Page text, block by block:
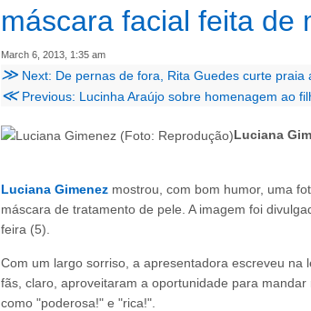
máscara facial feita de
March 6, 2013, 1:35 am
≫ Next: De pernas de fora, Rita Guedes curte praia
≪Previous: Lucinha Araújo sobre homenagem ao
Luciana
Luciana Gimenez mostrou, com bom humor, uma
máscara de tratamento de pele. A imagem foi
feira (5).
Com um largo sorriso, a apresentadora escreveu
fãs, claro, aproveitaram a oportunidade para
como "poderosa!" e "rica!".